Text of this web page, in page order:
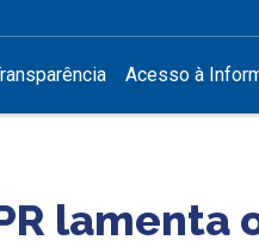
Acesso à